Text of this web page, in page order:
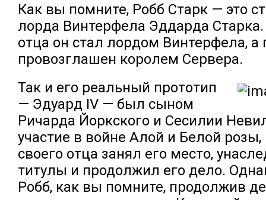
Как вы помните, Робб Старк — это
лорда Винтерфела Эддарда
отца он стал лордом Винтерфела,
провозглашен королем Сервера.
Так и его реальный прототип
— Эдуард IV — был сыном
Ричарда Йоркского и Сесилии
участие в войне Алой и Белой
своего отца занял его место,
титулы и продолжил его дело.
Робб, как вы помните, продолжив